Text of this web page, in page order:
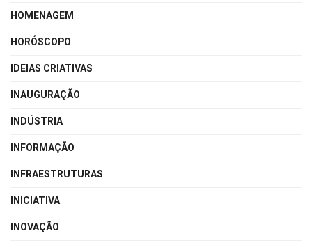
HOMENAGEM
HORÓSCOPO
IDEIAS CRIATIVAS
INAUGURAÇÃO
INDÚSTRIA
INFORMAÇÃO
INFRAESTRUTURAS
INICIATIVA
INOVAÇÃO